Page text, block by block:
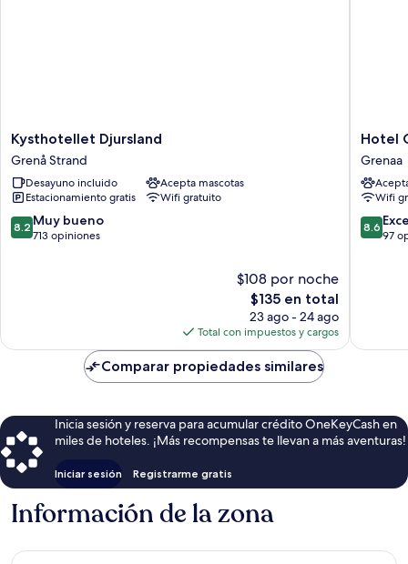
Kysthotellet
Djursland
Grenå
Strand
Kysthotellet Djursland
Grenå Strand
Desayuno incluido
Acepta mascotas
Estacionamiento gratis
Wifi gratuito
8.2
de
8.2 Muy bueno
713 opiniones
$108 por noche
El
precio
actual
es
de
$135
$135 en total
23 ago - 24 ago
Total con impuestos y cargos
Hotel
Gjerrild
Kro
Grenaa
Hotel
Grenaa
Wifi
8.6
de
8.6
97
Comparar propiedades similares
Inicia sesión y reserva para acumular crédito OneKeyCash en
miles de hoteles. ¡Más recompensas te llevan a más aventuras!
Iniciar sesión Registrarme gratis
Información de la zona